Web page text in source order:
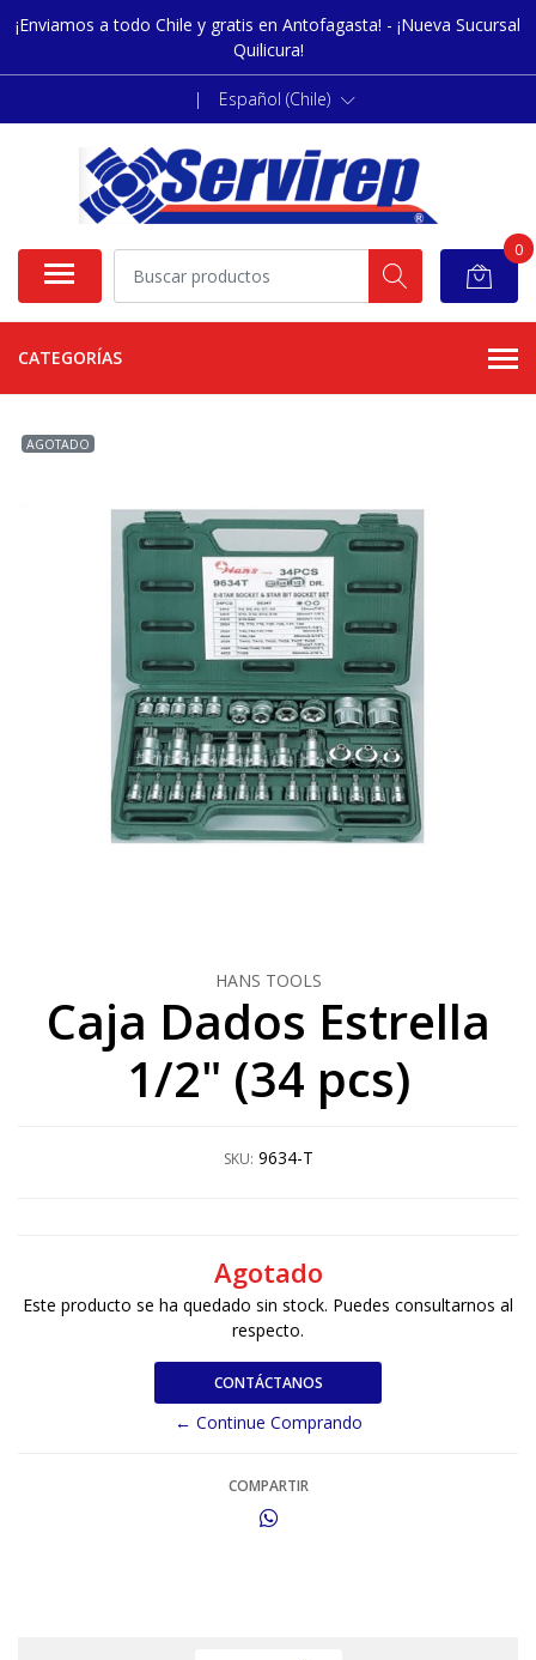
¡Enviamos a todo Chile y gratis en Antofagasta! - ¡Nueva Sucursal
Quilicura!
| Español (Chile)
0
CATEGORÍAS
AGOTADO
HANS TOOLS
Caja Dados Estrella
1/2" (34 pcs)
SKU: 9634-T
Agotado
Este producto se ha quedado sin stock. Puedes consultarnos al
respecto.
CONTÁCTANOS
← Continue Comprando
COMPARTIR